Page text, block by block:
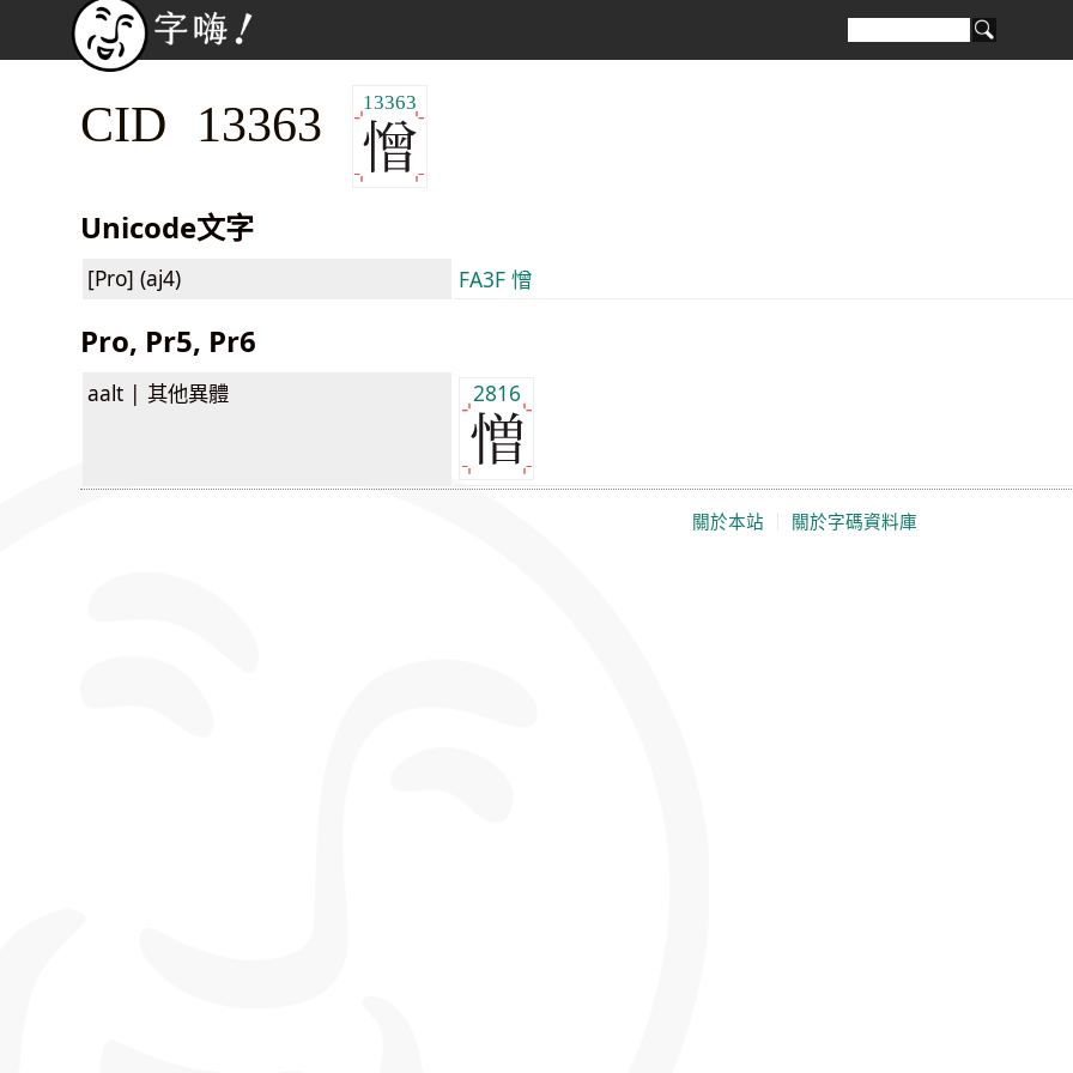
CID 13363 13363
Unicode文字
[Pro] (aj4) FA3F 憎
Pro, Pr5, Pr6
aalt | 其他異體 2816
關於本站 關於字碼資料庫